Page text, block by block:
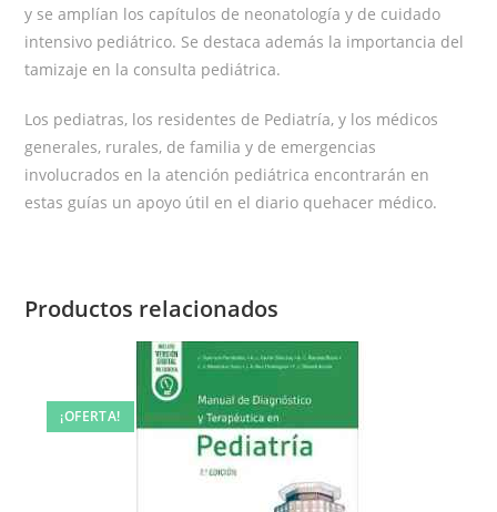
y se amplían los capítulos de neonatología y de cuidado
intensivo pediátrico. Se destaca además la importancia del
tamizaje en la consulta pediátrica.
Los pediatras, los residentes de Pediatría, y los médicos
generales, rurales, de familia y de emergencias
involucrados en la atención pediátrica encontrarán en
estas guías un apoyo útil en el diario quehacer médico.
Productos relacionados
¡OFERTA!